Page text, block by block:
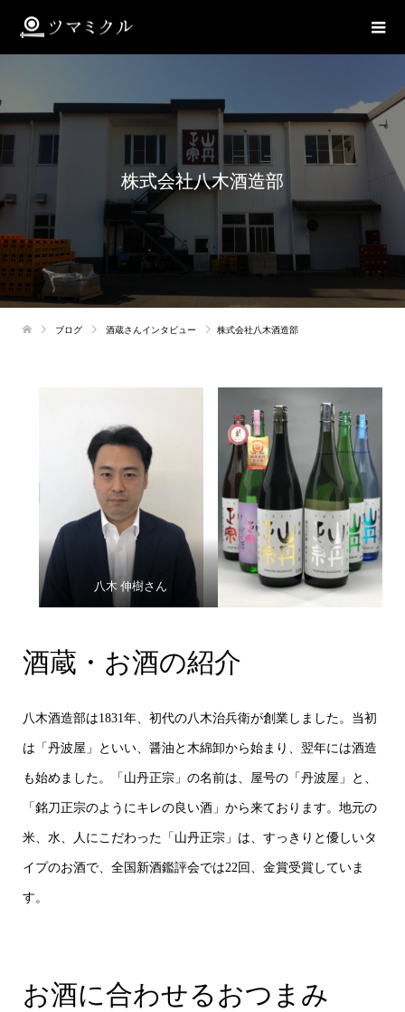
株式会社八木酒造部
ブログ 酒蔵さんインタビュー 株式会社八木酒造部
八木 伸樹さん
酒蔵・お酒の紹介
八木酒造部は1831年、初代の八木治兵衛が創業しました。当初
は「丹波屋」といい、醤油と木綿卸から始まり、翌年には酒造
も始めました。「山丹正宗」の名前は、屋号の「丹波屋」と、
「銘刀正宗のようにキレの良い酒」から来ております。地元の
米、水、人にこだわった「山丹正宗」は、すっきりと優しいタ
イプのお酒で、全国新酒鑑評会では22回、金賞受賞していま
す。
お酒に合わせるおつまみ